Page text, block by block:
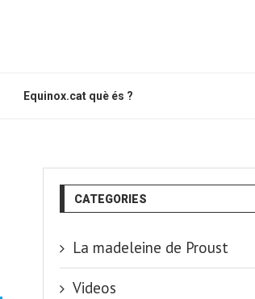
Equinox.cat què és ?
CATEGORIES
La madeleine de Proust
Videos